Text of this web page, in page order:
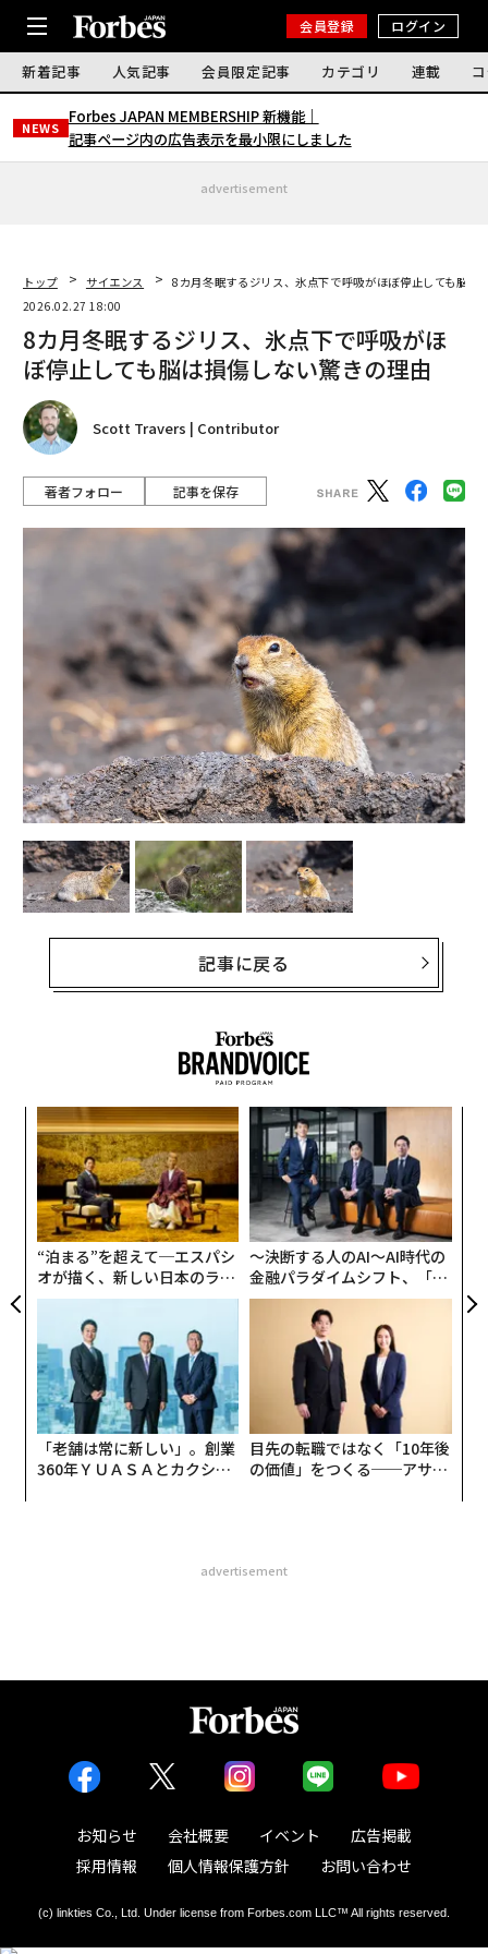
会員登録 ログイン
新着記事 人気記事 会員限定記事 カテゴリ 連載
NEWS
Forbes JAPAN MEMBERSHIP 新機能｜
記事ページ内の広告表示を最小限にしました
advertisement
トップ サイエンス
8カ月冬眠するジリス、氷点下で呼吸がほぼ停止しても脳は
2026.02.27 18:00
8カ月冬眠するジリス、氷点下で呼吸がほ
ぼ停止しても脳は損傷しない驚きの理由
Scott Travers | Contributor
著者フォロー 記事を保存
記事に戻る
“泊まる”を超えて─エスパシ
オが描く、新しい日本のラグ
ジュアリー（中編）
〜決断する人のAI〜AI時代の
金融パラダイムシフト、「超
個別化」の核心 【MUFG×ウ
ェルスナビ×PwC】
「老舗は常に新しい」。創業
360年ＹＵＡＳＡとカクシン
目先の転職ではなく「10年後
の価値」をつくる──アサイ
advertisement
お知らせ 会社概要 イベント
広告掲載
採用情報
個人情報保護方針 お問い合わせ
(c) linkties Co., Ltd. Under license from Forbes.com LLC™ All rights reserved.